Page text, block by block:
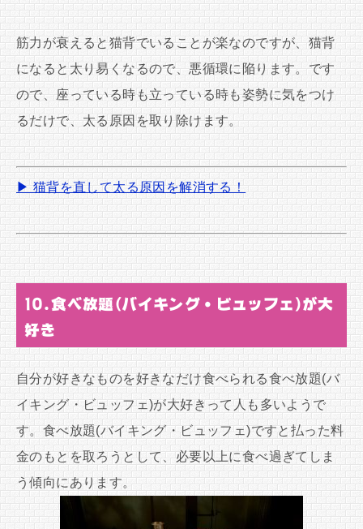
筋力が衰えると猫背でいることが楽なのですが、猫背
になると太り易くなるので、悪循環に陥ります。です
ので、座っている時も立っている時も姿勢に気をつけ
るだけで、太る原因を取り除けます。
▶ 猫背を直して太る原因を解消する！
10.食べ放題(バイキング・ビュッフェ)が大
好き
自分が好きなものを好きなだけ食べられる食べ放題(バ
イキング・ビュッフェ)が大好きって人も多いようで
す。食べ放題(バイキング・ビュッフェ)ですと払った料
金のもとを取ろうとして、必要以上に食べ過ぎてしま
う傾向にあります。